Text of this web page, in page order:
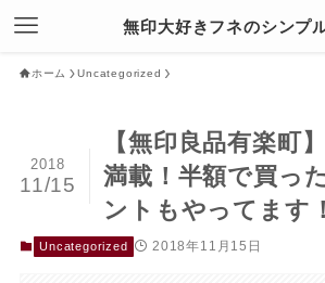
無印大好きフネのシンプ
ホーム Uncategorized
【無印良品有楽町
満載！半額で買っ
ントもやってます
2018
11/15
Uncategorized 2018年11月15日